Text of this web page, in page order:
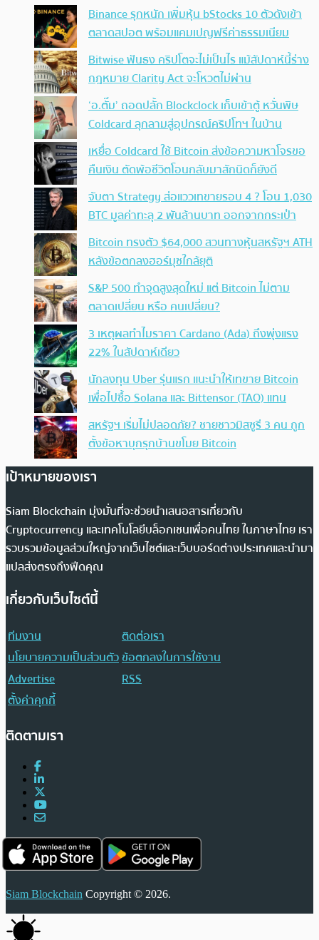
Binance รุกหนัก เพิ่มหุ้น bStocks 10 ตัวดังเข้า
ตลาดสปอต พร้อมแคมเปญฟรีค่าธรรมเนียม
Bitwise ฟันธง คริปโตจะไม่เป็นไร แม้สัปดาห์นี้ร่าง
กฎหมาย Clarity Act จะโหวตไม่ผ่าน
‘อ.ตั๊ม’ ถอดปลั้ก Blockclock เก็บเข้าตู้ หวั่นพิษ
Coldcard ลุกลามสู่อุปกรณ์คริปโทฯ ในบ้าน
เหยื่อ Coldcard ใช้ Bitcoin ส่งข้อความหาโจรขอ
คืนเงิน ตัดพ้อชีวิตโอนกลับมาสักนิดก็ยังดี
จับตา Strategy ส่อแววเทขายรอบ 4 ? โอน 1,030
BTC มูลค่าทะลุ 2 พันล้านบาท ออกจากกระเป๋า
Bitcoin ทรงตัว $64,000 สวนทางหุ้นสหรัฐฯ ATH
หลังข้อตกลงฮอร์มุซใกล้ยุติ
S&P 500 ทำจุดสูงสุดใหม่ แต่ Bitcoin ไม่ตาม
ตลาดเปลี่ยน หรือ คนเปลี่ยน?
3 เหตุผลทำไมราคา Cardano (Ada) ถึงพุ่งแรง
22% ในสัปดาห์เดียว
นักลงทุน Uber รุ่นแรก แนะนำให้เทขาย Bitcoin
เพื่อไปซื้อ Solana และ Bittensor (TAO) แทน
สหรัฐฯ เริ่มไม่ปลอดภัย? ชายชาวมิสซูรี 3 คน ถูก
ตั้งข้อหาบุกรุกบ้านขโมย Bitcoin
เป้าหมายของเรา
Siam Blockchain มุ่งมั่นที่จะช่วยนำเสนอสารเกี่ยวกับ
Cryptocurrency และเทคโนโลยีบล็อกเชนเพื่อคนไทย ในภาษาไทย เรา
รวบรวมข้อมูลส่วนใหญ่จากเว็บไซต์และเว็บบอร์ดต่างประเทศและนำมา
แปลส่งตรงถึงฟีดคุณ
เกี่ยวกับเว็บไซต์นี้
ทีมงาน
ติดต่อเรา
นโยบายความเป็นส่วนตัวข้อตกลงในการใช้งาน
Advertise
RSS
ตั้งค่าคุกกี้
ติดตามเรา
Siam Blockchain Copyright © 2026.